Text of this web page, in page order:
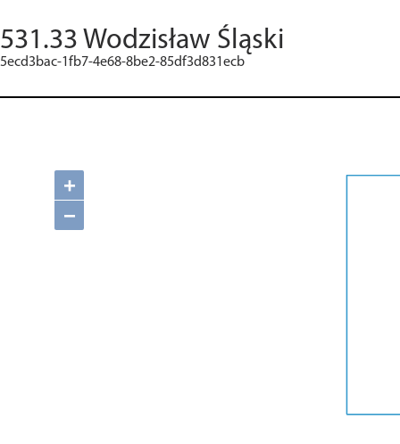
531.33 Wodzisław Śląski
5ecd3bac-1fb7-4e68-8be2-85df3d831ecb
+
−